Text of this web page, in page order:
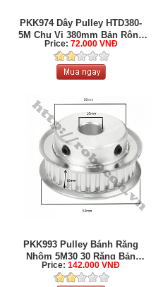
PKK974 Dây Pulley HTD380-
5M Chu Vi 380mm Bản Rộng
Đai ...
Price: 72.000 VNĐ
PKK993 Pulley Bánh Răng
Nhôm 5M30 30 Răng Bản
Rộng ...
Price:142.000 VNĐ